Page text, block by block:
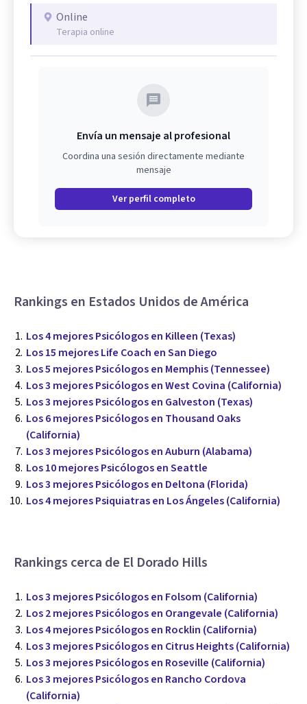
Online
Terapia online
Envía un mensaje al profesional
Coordina una sesión directamente mediante
mensaje
Ver perfil completo
Rankings en Estados Unidos de América
Los 4 mejores Psicólogos en Killeen (Texas)
Los 15 mejores Life Coach en San Diego
Los 5 mejores Psicólogos en Memphis (Tennessee)
Los 3 mejores Psicólogos en West Covina (California)
Los 3 mejores Psicólogos en Galveston (Texas)
Los 6 mejores Psicólogos en Thousand Oaks
(California)
Los 3 mejores Psicólogos en Auburn (Alabama)
Los 10 mejores Psicólogos en Seattle
Los 3 mejores Psicólogos en Deltona (Florida)
Los 4 mejores Psiquiatras en Los Ángeles (California)
Rankings cerca de El Dorado Hills
Los 3 mejores Psicólogos en Folsom (California)
Los 2 mejores Psicólogos en Orangevale (California)
Los 4 mejores Psicólogos en Rocklin (California)
Los 3 mejores Psicólogos en Citrus Heights (California)
Los 3 mejores Psicólogos en Roseville (California)
Los 3 mejores Psicólogos en Rancho Cordova
(California)